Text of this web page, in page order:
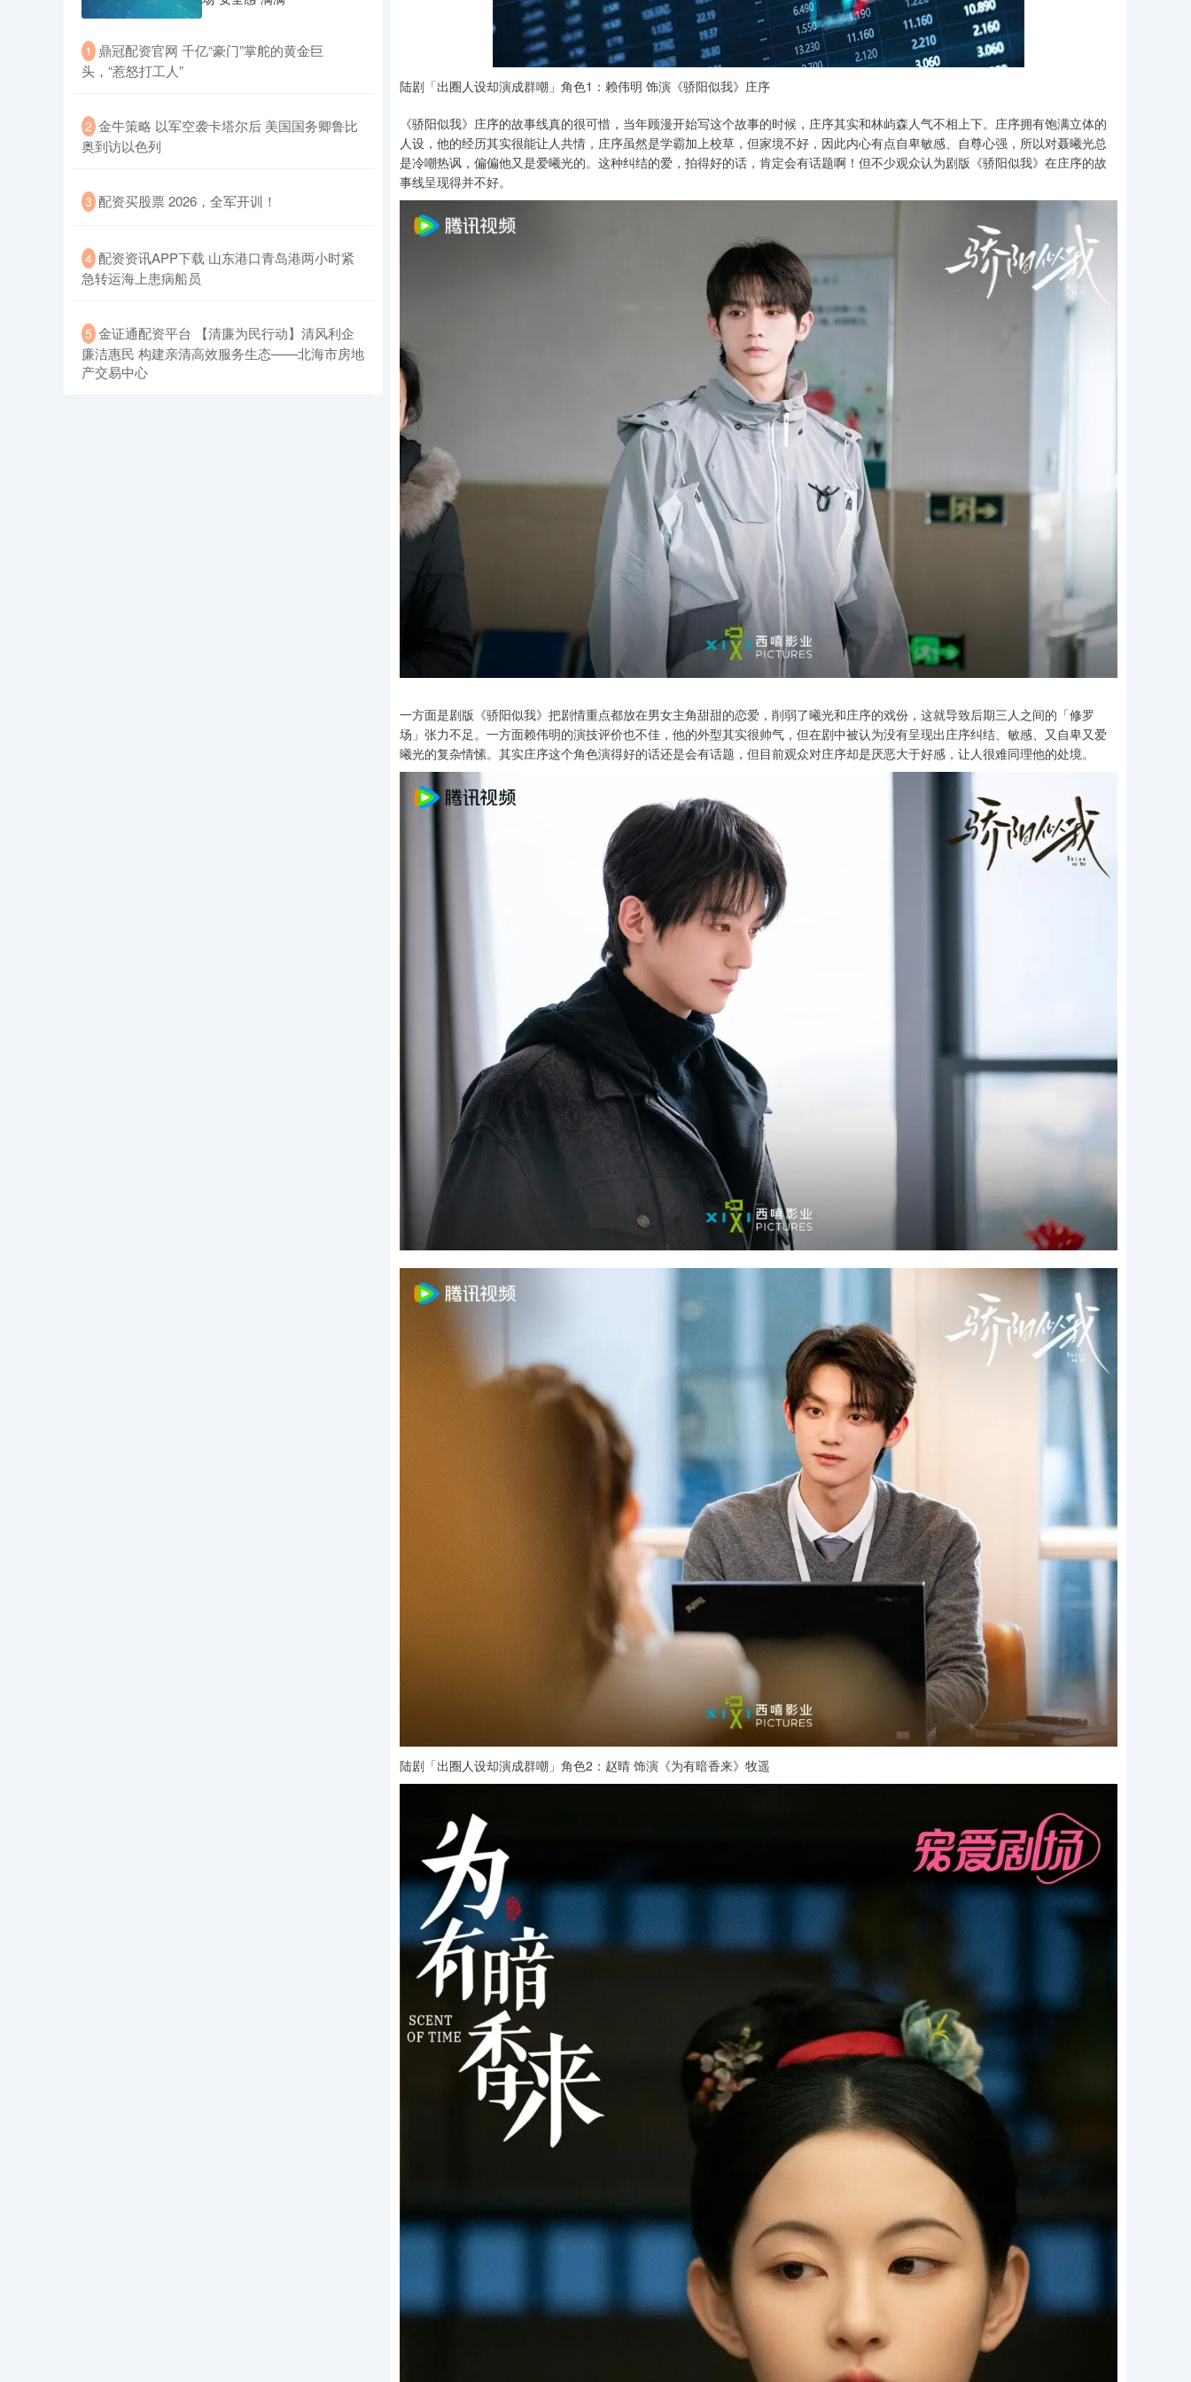
陆剧「出圈人设却演成群嘲」角色1：赖伟明 饰演《骄阳似我》庄序
《骄阳似我》庄序的故事线真的很可惜，当年顾漫开始写这个故事的时候，庄序其实和林屿森人气不相上下。庄序拥有饱满立体的
人设，他的经历其实很能让人共情，庄序虽然是学霸加上校草，但家境不好，因此内心有点自卑敏感、自尊心强，所以对聂曦光总
是冷嘲热讽，偏偏他又是爱曦光的。这种纠结的爱，拍得好的话，肯定会有话题啊！但不少观众认为剧版《骄阳似我》在庄序的故
事线呈现得并不好。
一方面是剧版《骄阳似我》把剧情重点都放在男女主角甜甜的恋爱，削弱了曦光和庄序的戏份，这就导致后期三人之间的「修罗
场」张力不足。一方面赖伟明的演技评价也不佳，他的外型其实很帅气，但在剧中被认为没有呈现出庄序纠结、敏感、又自卑又爱
曦光的复杂情愫。其实庄序这个角色演得好的话还是会有话题，但目前观众对庄序却是厌恶大于好感，让人很难同理他的处境。
陆剧「出圈人设却演成群嘲」角色2：赵晴 饰演《为有暗香来》牧遥
1 ​鼎冠配资官网 千亿“豪门”掌舵的黄金巨
头，“惹怒打工人”
2 ​金牛策略 以军空袭卡塔尔后 美国国务卿鲁比
奥到访以色列
3 ​配资买股票 2026，全军开训！
4 ​配资资讯APP下载 山东港口青岛港两小时紧
急转运海上患病船员
5 ​金证通配资平台 【清廉为民行动】清风利企
廉洁惠民 构建亲清高效服务生态——北海市房地
产交易中心